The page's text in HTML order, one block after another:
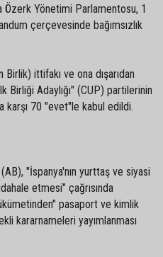
Özerk Yönetimi Parlamentosu, 1
çerçevesinde bağımsızlık
ittifakı ve ona dışarıdan
Birliği Adaylığı" (CUP) partilerinin
karşı 70 "evet"le kabul edildi.
"İspanya'nın yurttaş ve siyasi
etmesi" çağrısında
pasaport ve kimlik
kararnameleri yayımlanması